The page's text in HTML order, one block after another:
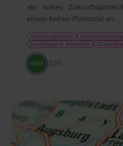
ein hohes
einem hohen Potenzial an...
Wohnungsmarkt
Investieren & Bewerten
QUIS